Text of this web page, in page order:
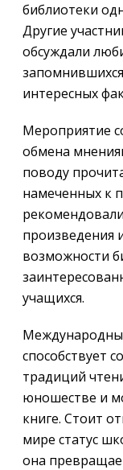
библиотеки
Другие
обсуждали
интересных
Мероприятие
обмена
поводу
намеченных к
произведения
возможности
учащихся.
способствует
традиций
юношестве и
книге. Стоит
мире статус
она